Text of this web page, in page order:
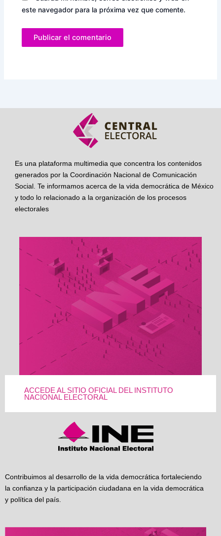
este navegador para la próxima vez que comente.
Es una plataforma multimedia que concentra los contenidos
generados por la Coordinación Nacional de Comunicación
Social. Te informamos acerca de la vida democrática de México
y todo lo relacionado a la organización de los procesos
electorales
ACCEDE AL SITIO OFICIAL DEL INSTITUTO
NACIONAL ELECTORAL
Contribuimos al desarrollo de la vida democrática fortaleciendo
la confianza y la participación ciudadana en la vida democrática
y política del país.